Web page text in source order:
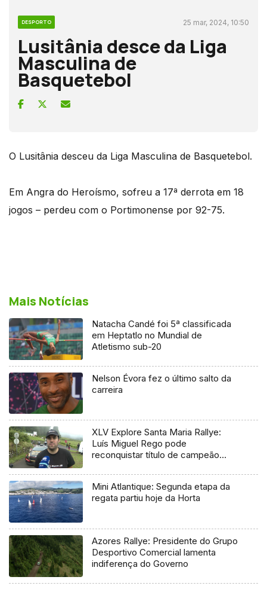
DESPORTO 25 mar, 2024, 10:50
Lusitânia desce da Liga
Masculina de
Basquetebol
O Lusitânia desceu da Liga Masculina de Basquetebol.
Em Angra do Heroísmo, sofreu a 17ª derrota em 18
jogos – perdeu com o Portimonense por 92-75.
Mais Notícias
Natacha Candé foi 5ª classificada
em Heptatlo no Mundial de
Atletismo sub-20
Nelson Évora fez o último salto da
carreira
XLV Explore Santa Maria Rallye:
Luís Miguel Rego pode
reconquistar título de campeão
Mini Atlantique: Segunda etapa da
regata partiu hoje da Horta
Azores Rallye: Presidente do Grupo
Desportivo Comercial lamenta
indiferença do Governo